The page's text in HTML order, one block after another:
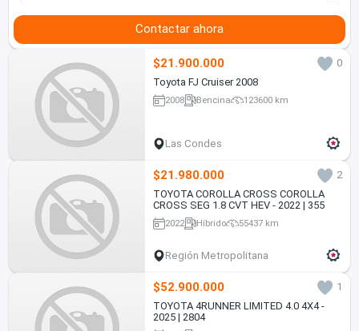
Contactar ahora
$21.900.000
0
Toyota FJ Cruiser 2008
2008 Bencina 123600 km
Las Condes
$21.980.000
2
TOYOTA COROLLA CROSS COROLLA
CROSS SEG 1.8 CVT HEV - 2022 | 355
2022 Híbrido 55437 km
Región Metropolitana
$52.900.000
1
TOYOTA 4RUNNER LIMITED 4.0 4X4 -
2025 | 2804